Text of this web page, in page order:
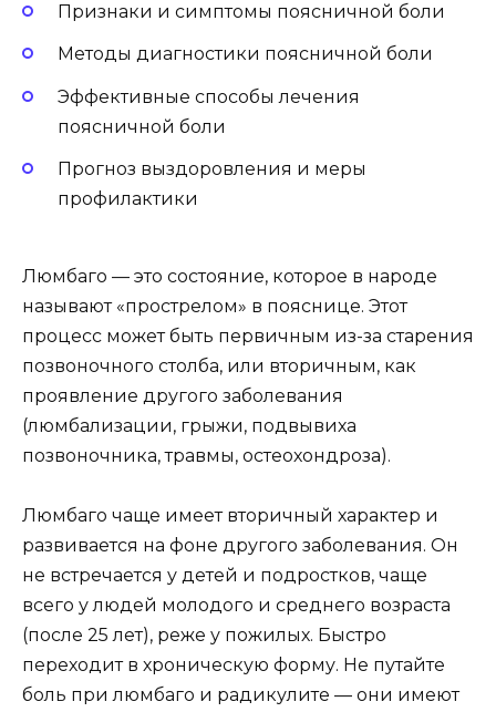
Признаки и симптомы поясничной боли
Методы диагностики поясничной боли
Эффективные способы лечения
поясничной боли
Прогноз выздоровления и меры
профилактики
Люмбаго — это состояние, которое в народе
называют «прострелом» в пояснице. Этот
процесс может быть первичным из-за старения
позвоночного столба, или вторичным, как
проявление другого заболевания
(люмбализации, грыжи, подвывиха
позвоночника, травмы, остеохондроза).
Люмбаго чаще имеет вторичный характер и
развивается на фоне другого заболевания. Он
не встречается у детей и подростков, чаще
всего у людей молодого и среднего возраста
(после 25 лет), реже у пожилых. Быстро
переходит в хроническую форму. Не путайте
боль при люмбаго и радикулите — они имеют